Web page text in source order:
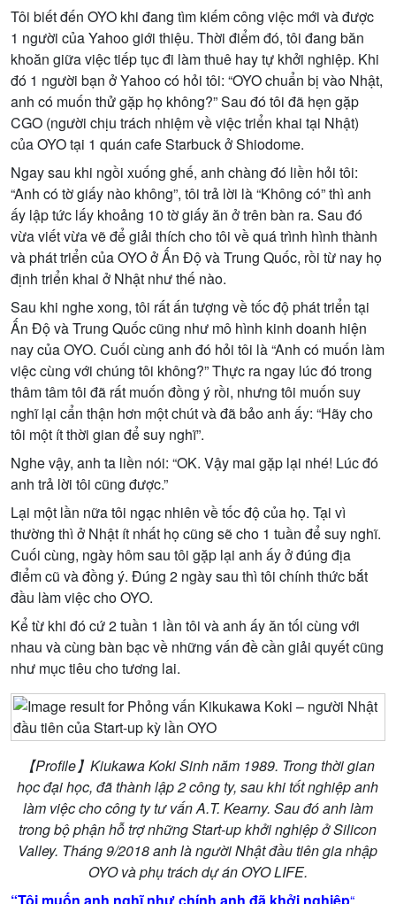
Tôi biết đến OYO khi đang tìm kiếm công việc mới và được
1 người của Yahoo giới thiệu. Thời điểm đó, tôi đang băn
khoăn giữa việc tiếp tục đi làm thuê hay tự khởi nghiệp. Khi
đó 1 người bạnởYahoo có hỏi tôi: “OYO chuẩn bị vào Nhật,
anh có muốn thửgặp họ không?” Sau đó tôi đã hẹn gặp
CGO (người chịu trách nhiệm vềviệc triển khai tại Nhật)
của OYO tại 1 quán cafe StarbuckởShiodome.
Ngay sau khi ngồi xuống ghế, anh chàng đó liền hỏi tôi:
“Anh có tờgiấy nào không”, tôi trả lời là “Không có” thì anh
ấy lập tức lấy khoảng 10 tờgiấy ănởtrên bàn ra. Sau đó
vừa viết vừa vẽđểgiải thích cho tôi vềquá trình hình thành
và phát triển của OYOởẤn Độvà Trung Quốc, rồi từ nay họ
định triển khaiở Nhật nhưthế nào.
Sau khi nghe xong, tôi rấtấn tượng vềtốc độphát triển tại
Ấn Độvà Trung Quốc cũng như mô hình kinh doanh hiện
nay của OYO. Cuối cùng anh đó hỏi tôi là “Anh có muốn làm
việc cùng với chúng tôi không?” Thực ra ngay lúc đó trong
thâm tâm tôi đã rất muốn đồng ý rồi, nhưng tôi muốn suy
nghĩ lại cẩn thận hơn một chút và đã bảo anhấy: “Hãy cho
tôi một ít thời gian đểsuy nghĩ”.
Nghe vậy, anh ta liền nói: “OK. Vậy mai gặp lại nhé! Lúc đó
anh trả lời tôi cũng được.”
Lại một lần nữa tôi ngạc nhiên vềtốc độcủa họ. Tại vì
thường thìở Nhật ít nhất họcũng sẽcho 1 tuần đểsuy nghĩ.
Cuối cùng, ngày hôm sau tôi gặp lại anhấyởđúng địa
điểm cũ và đồng ý. Đúng 2 ngày sau thì tôi chính thức bắt
đầu làm việc cho OYO.
Kểtừ khi đó cứ2 tuần 1 lần tôi và anhấy ăn tối cùng với
nhau và cùng bàn bạc về những vấn đềcần giải quyết cũng
như mục tiêu cho tương lai.
【Profile】Kiukawa Koki Sinh năm 1989. Trong thời gian
học đại học, đã thành lập 2 công ty, sau khi tốt nghiệp anh
làm việc cho công ty tưvấn A.T. Kearny. Sau đó anh làm
trong bộphận hỗtrợnhững Start-up khởi nghiệpởSilicon
Valley. Tháng 9/2018 anh là người Nhật đầu tiên gia nhập
OYO và phụtrách dựán OYO LIFE.